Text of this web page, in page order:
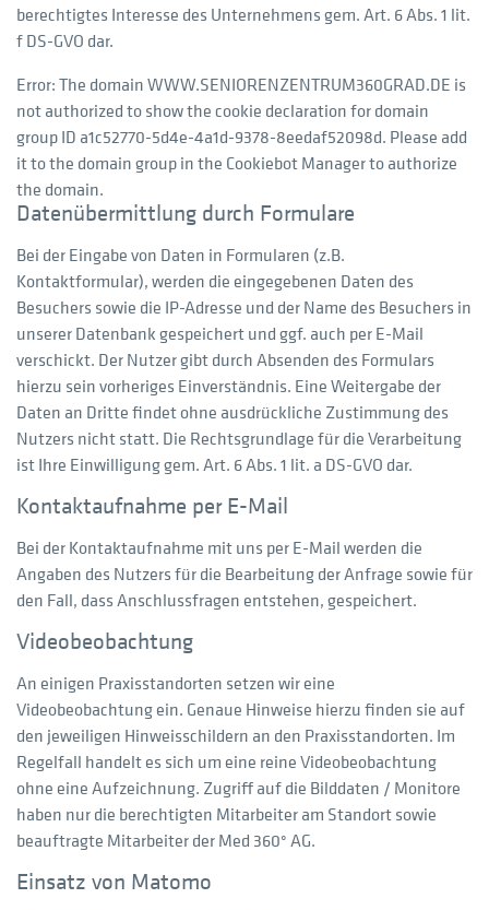
berechtigtes Interesse des Unternehmens gem. Art. 6 Abs. 1 lit.
f DS-GVO dar.
Error: The domain WWW.SENIORENZENTRUM360GRAD.DE is
not authorized to show the cookie declaration for domain
group ID a1c52770-5d4e-4a1d-9378-8eedaf52098d. Please add
it to the domain group in the Cookiebot Manager to authorize
the domain.
Datenübermittlung durch Formulare
Bei der Eingabe von Daten in Formularen (z.B.
Kontaktformular), werden die eingegebenen Daten des
Besuchers sowie die IP-Adresse und der Name des Besuchers in
unserer Datenbank gespeichert und ggf. auch per E-Mail
verschickt. Der Nutzer gibt durch Absenden des Formulars
hierzu sein vorheriges Einverständnis. Eine Weitergabe der
Daten an Dritte findet ohne ausdrückliche Zustimmung des
Nutzers nicht statt. Die Rechtsgrundlage für die Verarbeitung
ist Ihre Einwilligung gem. Art. 6 Abs. 1 lit. a DS-GVO dar.
Kontaktaufnahme per E-Mail
Bei der Kontaktaufnahme mit uns per E-Mail werden die
Angaben des Nutzers für die Bearbeitung der Anfrage sowie für
den Fall, dass Anschlussfragen entstehen, gespeichert.
Videobeobachtung
An einigen Praxisstandorten setzen wir eine
Videobeobachtung ein. Genaue Hinweise hierzu finden sie auf
den jeweiligen Hinweisschildern an den Praxisstandorten. Im
Regelfall handelt es sich um eine reine Videobeobachtung
ohne eine Aufzeichnung. Zugriff auf die Bilddaten / Monitore
haben nur die berechtigten Mitarbeiter am Standort sowie
beauftragte Mitarbeiter der Med 360° AG.
Einsatz von Matomo